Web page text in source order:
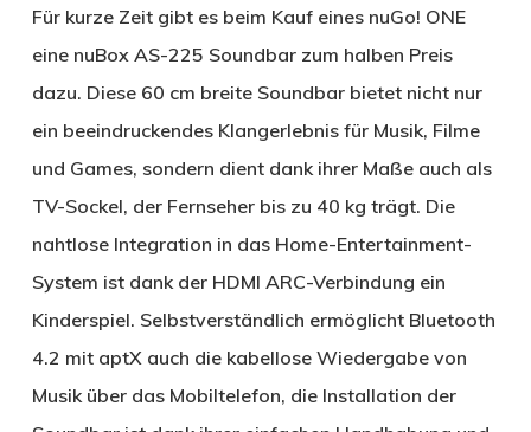
Für kurze Zeit gibt es beim Kauf eines nuGo! ONE
eine nuBox AS-225 Soundbar zum halben Preis
dazu. Diese 60 cm breite Soundbar bietet nicht nur
ein beeindruckendes Klangerlebnis für Musik, Filme
und Games, sondern dient dank ihrer Maße auch als
TV-Sockel, der Fernseher bis zu 40 kg trägt. Die
nahtlose Integration in das Home-Entertainment-
System ist dank der HDMI ARC-Verbindung ein
Kinderspiel. Selbstverständlich ermöglicht Bluetooth
4.2 mit aptX auch die kabellose Wiedergabe von
Musik über das Mobiltelefon, die Installation der